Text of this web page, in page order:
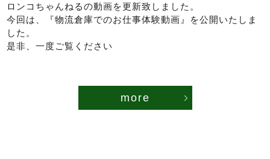
ロンコちゃんねるの動画を更新致しました。
今回は、『物流倉庫でのお仕事体験動画』を公開いたしま
した。
是非、一度ご覧ください
more